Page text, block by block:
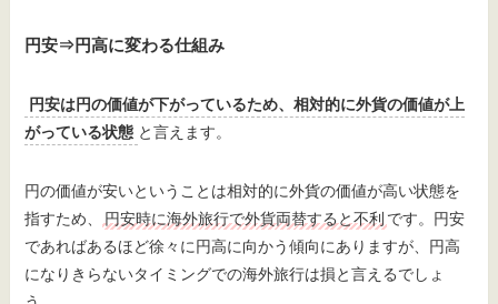
円安⇒円高に変わる仕組み
円安は円の価値が下がっているため、相対的に外貨の価値が上
がっている状態 と言えます。
円の価値が安いということは相対的に外貨の価値が高い状態を
指すため、
円安時に海外旅行で外貨両替すると不利 です。円安
であればあるほど徐々に円高に向かう傾向にありますが、円高
になりきらないタイミングでの海外旅行は損と言えるでしょ